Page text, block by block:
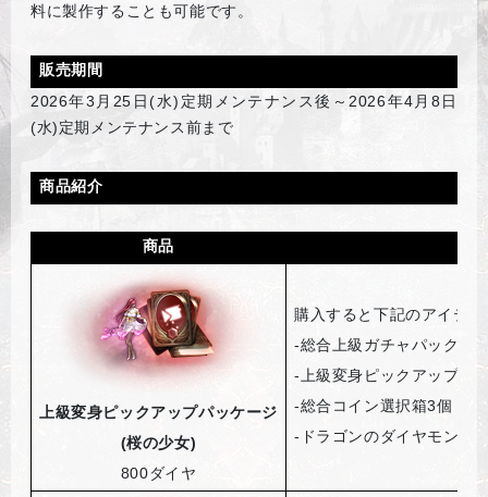
料に製作することも可能です。
販売期間
2026年3月25日(水)定期メンテナンス後～2026年4月8日
(水)定期メンテナンス前まで
商品紹介
商品
上級変身ピックアップパッケージ
(桜の少女)
800ダイヤ
購入すると下記のアイテ
-総合上級ガチャパック選
- 上級変身ピックアップパ
-総合コイン選択箱3個
- ドラゴンのダイヤモンド